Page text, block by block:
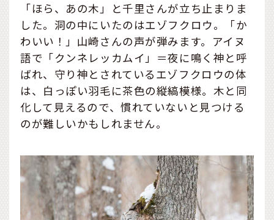
「ほら、あの木」と千里さんが立ち止まりま
した。洞の中にいたのはエゾフクロウ。「か
わいい！」山崎さんの声が弾みます。アイヌ
語で「クンネレッカムイ」＝夜に鳴く神と呼
ばれ、守り神とされているエゾフクロウの体
は、白っぽい羽毛に茶色の縦縞模様。木と同
化して見えるので、慣れていないと見つける
のが難しいかもしれません。